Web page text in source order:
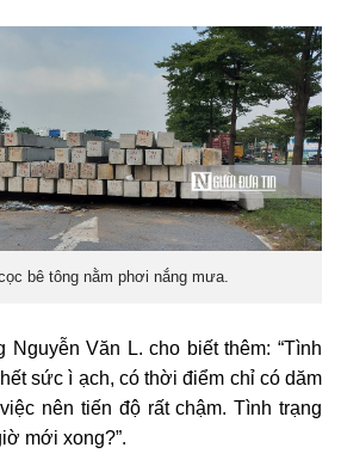
bê tông nằm phơi nắng mưa.
Nguyễn Văn L. cho biết thêm: “Tình
sức ì ạch, có thời điểm chỉ có dăm
nên tiến độ rất chậm. Tình trạng
mới xong?”.